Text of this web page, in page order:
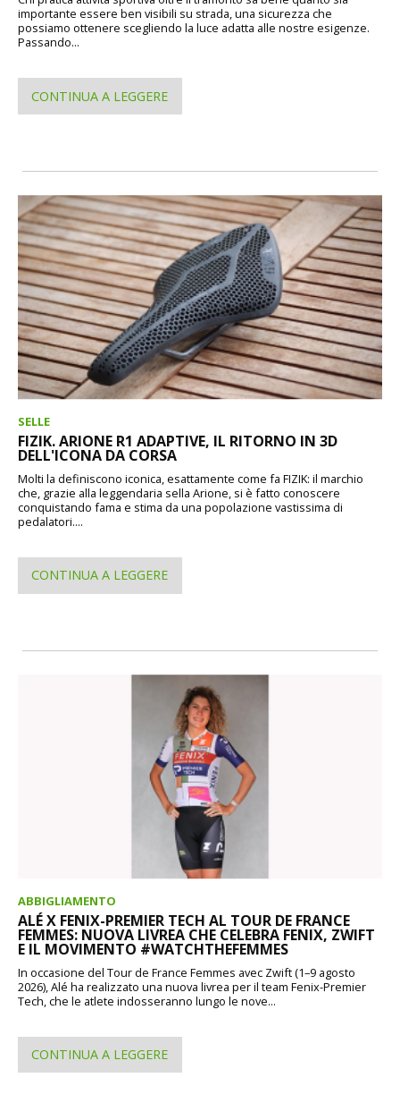
importante essere ben visibili su strada, una sicurezza che
possiamo ottenere scegliendo la luce adatta alle nostre esigenze.
Passando...
CONTINUA A LEGGERE
SELLE
FIZIK. ARIONE R1 ADAPTIVE, IL RITORNO IN 3D
DELL'ICONA DA CORSA
Molti la definiscono iconica, esattamente come fa FIZIK: il marchio
che, grazie alla leggendaria sella Arione, si è fatto conoscere
conquistando fama e stima da una popolazione vastissima di
pedalatori....
CONTINUA A LEGGERE
ABBIGLIAMENTO
ALÉ X FENIX-PREMIER TECH AL TOUR DE FRANCE
FEMMES: NUOVA LIVREA CHE CELEBRA FENIX, ZWIFT
E IL MOVIMENTO #WATCHTHEFEMMES
In occasione del Tour de France Femmes avec Zwift (1–9 agosto
2026), Alé ha realizzato una nuova livrea per il team Fenix-Premier
Tech, che le atlete indosseranno lungo le nove...
CONTINUA A LEGGERE